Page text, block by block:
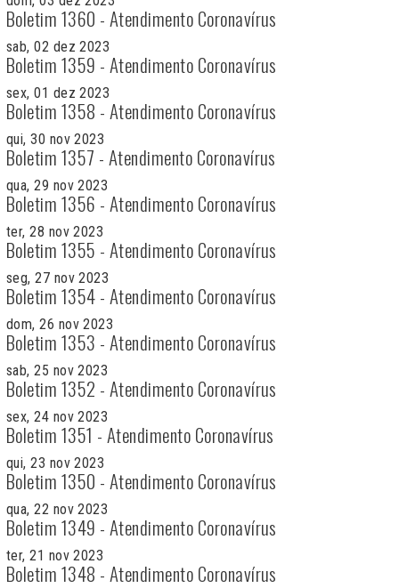
Boletim 1360 - Atendimento Coronavírus
sab, 02 dez 2023
Boletim 1359 - Atendimento Coronavírus
sex, 01 dez 2023
Boletim 1358 - Atendimento Coronavírus
qui, 30 nov 2023
Boletim 1357 - Atendimento Coronavírus
qua, 29 nov 2023
Boletim 1356 - Atendimento Coronavírus
ter, 28 nov 2023
Boletim 1355 - Atendimento Coronavírus
seg, 27 nov 2023
Boletim 1354 - Atendimento Coronavírus
dom, 26 nov 2023
Boletim 1353 - Atendimento Coronavírus
sab, 25 nov 2023
Boletim 1352 - Atendimento Coronavírus
sex, 24 nov 2023
Boletim 1351 - Atendimento Coronavírus
qui, 23 nov 2023
Boletim 1350 - Atendimento Coronavírus
qua, 22 nov 2023
Boletim 1349 - Atendimento Coronavírus
ter, 21 nov 2023
Boletim 1348 - Atendimento Coronavírus